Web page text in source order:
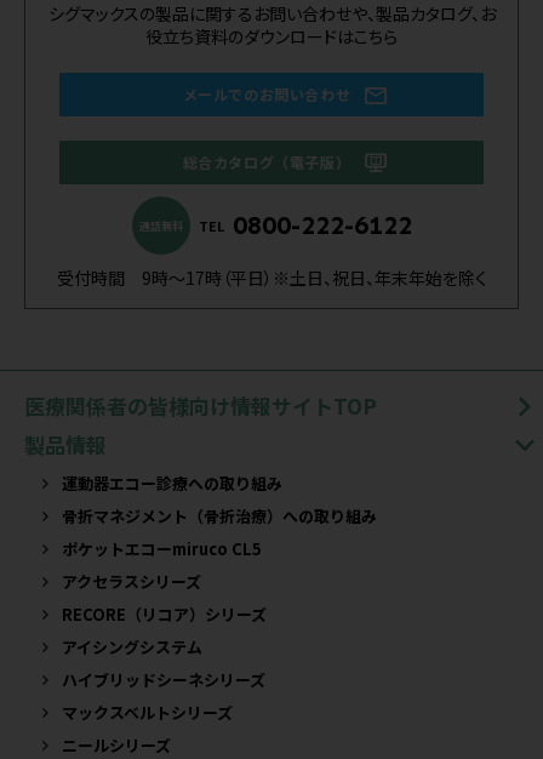
シグマックスの製品に関するお問い合わせや、製品カタログ、お
役立ち資料のダウンロードはこちら
メールでのお問い合わせ
総合カタログ（電子版）
通話無料 TEL 0800-222-6122
受付時間 9時～17時（平日）※土日、祝日、年末年始を除く
医療関係者の皆様向け情報サイトTOP
製品情報
運動器エコー診療への取り組み
骨折マネジメント（骨折治療）への取り組み
ポケットエコーmiruco CL5
アクセラスシリーズ
RECORE（リコア）シリーズ
アイシングシステム
ハイブリッドシーネシリーズ
マックスベルトシリーズ
ニールシリーズ